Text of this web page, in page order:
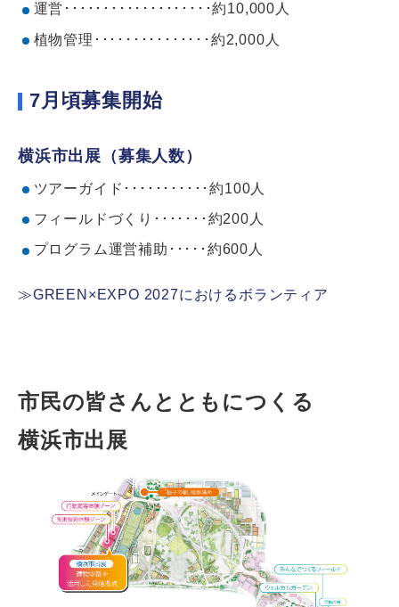
運営･･･････････････････約10,000人
植物管理･･･････････････約2,000人
7月頃募集開始
横浜市出展（募集人数）
ツアーガイド･･･････････約100人
フィールドづくり･･･････約200人
プログラム運営補助･････約600人
≫GREEN×EXPO 2027におけるボランティア
市民の皆さんとともにつくる
横浜市出展